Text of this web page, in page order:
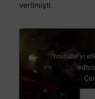
verilmişti.
Youtube'yi